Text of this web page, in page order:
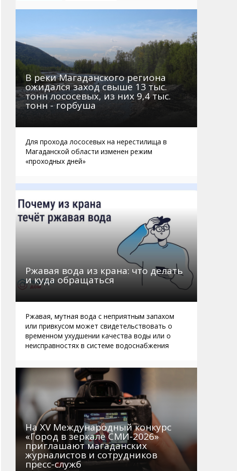
Автобусы Магадан – Аэропорт
Таблица приливов отливов
Не мусорить
Браконьеры
В реки Магаданского региона
ожидался заход свыше 13 тыс.
тонн лососевых, из них 9,4 тыс.
тонн - горбуша
Для прохода лососевых на нерестилища в
Магаданской области изменен режим
«проходных дней»
Ржавая вода из крана: что делать
и куда обращаться
Ржавая, мутная вода с неприятным запахом
или привкусом может свидетельствовать о
временном ухудшении качества воды или о
неисправностях в системе водоснабжения
На XV Международный конкурс
«Город в зеркале СМИ-2026»
приглашают магаданских
журналистов и сотрудников
пресс-служб